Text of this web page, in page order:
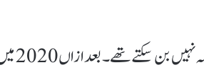
فوجی پالیسی کے مطابق 2019 تک فوج کے جوان کسی بھی